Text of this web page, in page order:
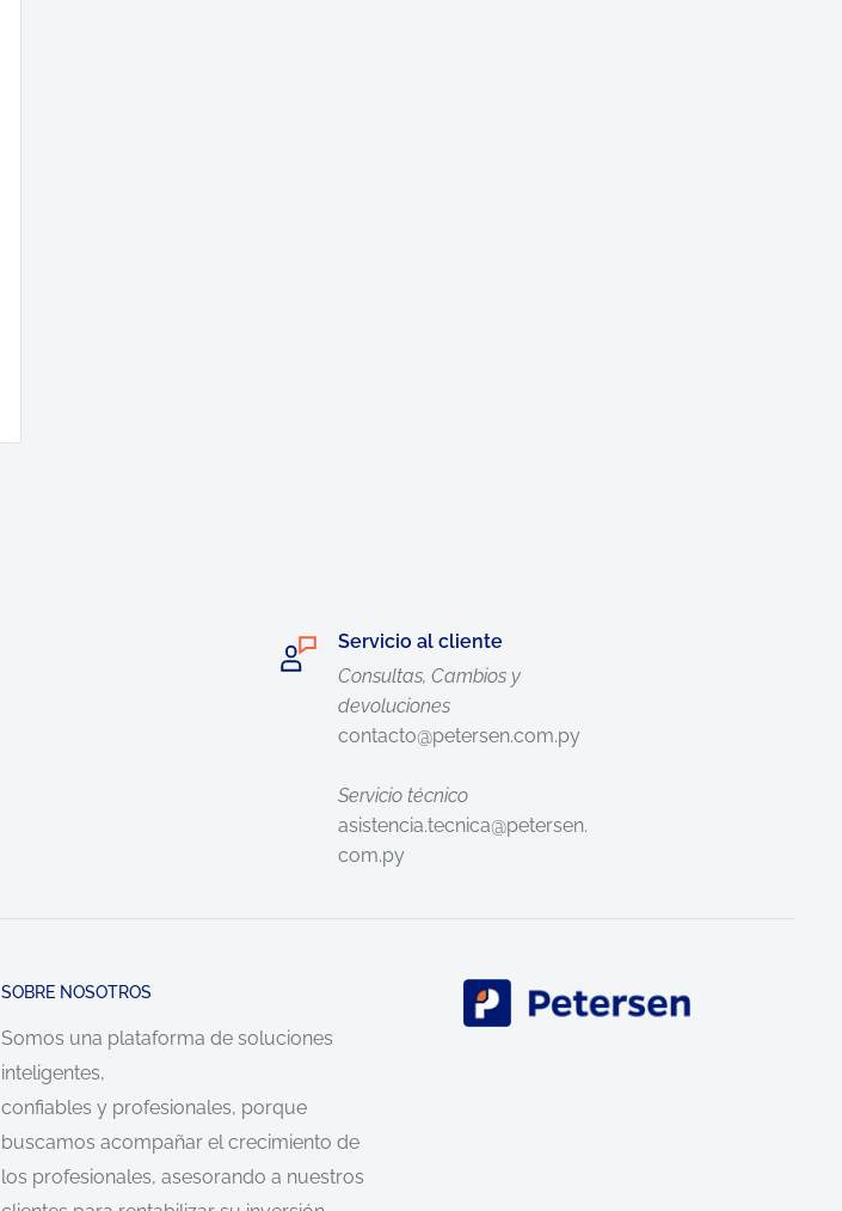
Servicio al cliente
Consultas, Cambios y
devoluciones
contacto@petersen.com.py
Servicio técnico
asistencia.tecnica@petersen.
com.py
SOBRE NOSOTROS
Somos una plataforma de soluciones
inteligentes,
confiables y profesionales, porque
buscamos acompañar el crecimiento de
los profesionales, asesorando a nuestros